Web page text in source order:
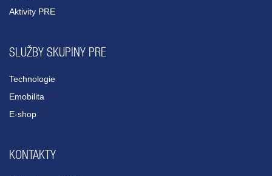
Aktivity PRE
SLUŽBY SKUPINY PRE
Technologie
Emobilita
E-shop
KONTAKTY